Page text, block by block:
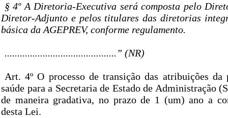
§ 4º A Diretoria-Executiva será composta pelo
Diretor-Adjunto e pelos titulares das diretorias
básica da AGEPREV, conforme regulamento.
............................................” (NR)
Art. 4º O processo de transição das atribuições
saúde para a Secretaria de Estado de Administração
de maneira gradativa, no prazo de 1 (um) ano a
desta Lei.